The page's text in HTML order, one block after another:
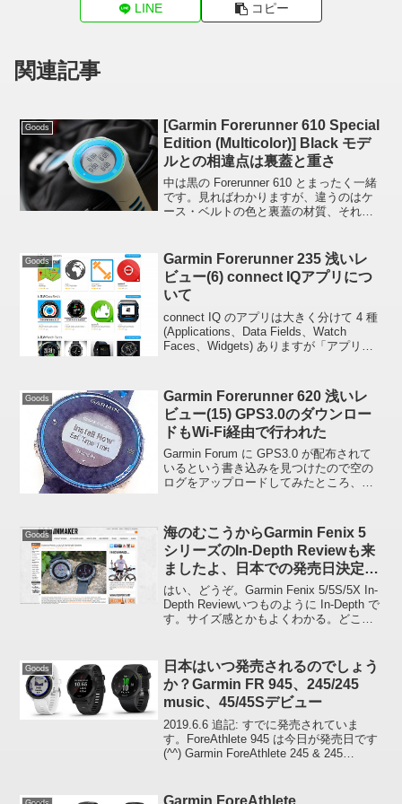
LINE コピー
関連記事
Goods
[Garmin Forerunner 610 Special
Edition (Multicolor)] Black モデ
ルとの相違点は裏蓋と重さ
中は黒の Forerunner 610 とまったく一緒
です。見ればわかりますが、違うのはケ
ース・ベルトの色と裏蓋の材質、それに
とボタンの円周に黄緑色の細い線が入っ
ていま...
Goods
Garmin Forerunner 235 浅いレ
ビュー(6) connect IQアプリにつ
いて
connect IQ のアプリは大きく分けて 4 種
(Applications、Data Fields、Watch
Faces、Widgets) ありますが「アプリっ
Goods
Garmin Forerunner 620 浅いレ
ビュー(15) GPS3.0のダウンロー
ドもWi-Fi経由で行われた
Garmin Forum に GPS3.0 が配布されて
いるという書き込みを見つけたので空の
ログをアップロードしてみたところ、
Forerunner 62...
Goods
海のむこうからGarmin Fenix 5
シリーズのIn-Depth Reviewも来
ましたよ、日本での発売日決定に
合いましたね
はい、どうぞ。Garmin Fenix 5/5S/5X In-
Depth Reviewいつものように In-Depth で
す。サイズ感とかもよくわかる。どこぞ
Goods
日本はいつ発売されるのでしょう
か？Garmin FR 945、245/245
music、45/45Sデビュー
2019.6.6 追記: すでに発売されていま
す。ForeAthlete 945 は今日が発売日です
(^^) Garmin ForeAthlete 245 & 245
Garmin ForeAthlete